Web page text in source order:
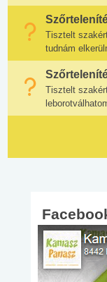
Tisztelt
tudnám
Tisztelt